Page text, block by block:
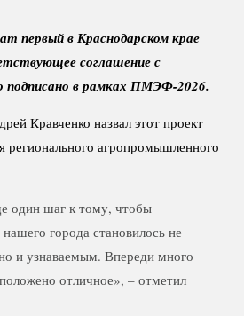
первый в Краснодарском крае
соглашение с
подписано в рамках ПМЭФ-2026.
Кравченко назвал этот проект
агропромышленного
один шаг к тому, чтобы
нашего города становилось не
и узнаваемым. Впереди много
отличное», – отметил